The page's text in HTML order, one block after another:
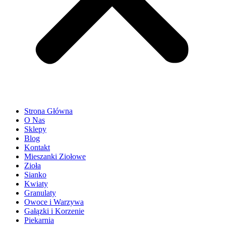
Strona Główna
O Nas
Sklepy
Blog
Kontakt
Mieszanki Ziołowe
Zioła
Sianko
Kwiaty
Granulaty
Owoce i Warzywa
Gałązki i Korzenie
Piekarnia